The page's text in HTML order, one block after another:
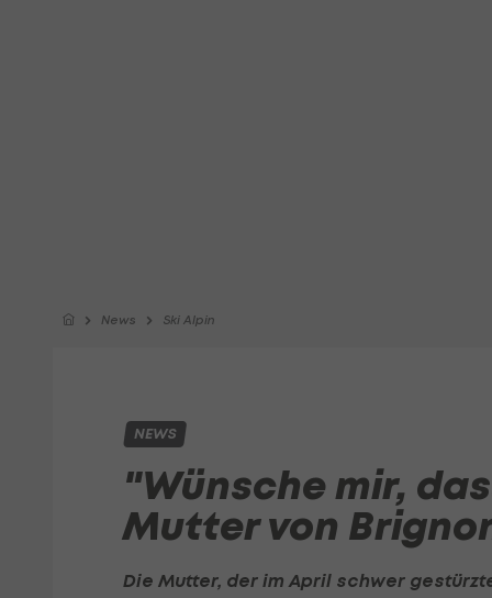
News Ski Alpin
NEWS
"Wünsche mir,
Mutter von
Die Mutter, der im April schwer